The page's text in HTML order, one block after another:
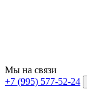
Мы на связи
+7 (995) 577-52-24